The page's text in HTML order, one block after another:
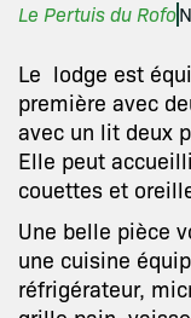
Le Pertuis du Rofo
Le lodge est
première avec
avec un lit deux
Elle peut
couettes et
Une belle pièce
une cuisine
réfrigérateur,